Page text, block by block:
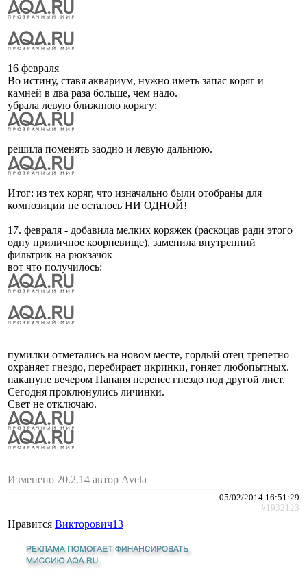
16 февраля
Во истину, ставя аквариум, нужно иметь запас коряг и
камней в два раза больше, чем надо.
убрала левую ближнюю корягу:
решила поменять заодно и левую дальнюю.
Итог: из тех коряг, что изначально были отобраны для
композиции не осталось НИ ОДНОЙ!
17. февраля - добавила мелких коряжек (раскоцав ради этого
одну приличное коорневище), заменила внутренний
фильтрик на рюкзачок
вот что получилось:
пумилки отметались на новом месте, гордый отец трепетно
охраняет гнездо, перебирает икринки, гоняет любопытных.
накануне вечером Папаня перенес гнездо под другой лист.
Сегодня проклюнулись личинки.
Свет не отключаю.
Изменено 20.2.14 автор Avela
05/02/2014 16:51:29
#1932123
Нравится Викторович13